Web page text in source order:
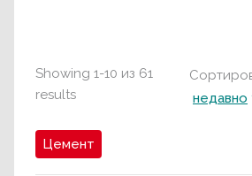
Showing 1-10 из 61
results
недавно
Цемент